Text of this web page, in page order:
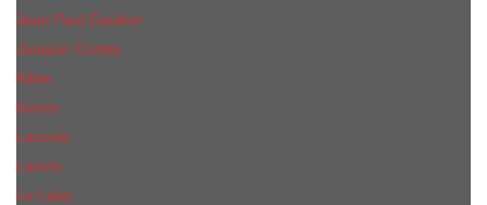
Jean Paul Gaultier
Joaquin Сortes
Kilian
Kenzo
Lacoste
Lanvin
Le Labo